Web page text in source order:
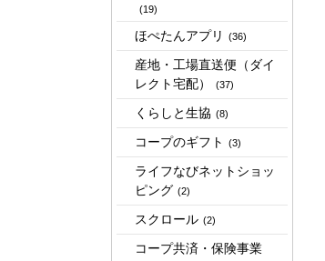
(19)
ほぺたんアプリ (36)
産地・工場直送便（ダイ
レクト宅配）
(37)
くらしと生協 (8)
コープのギフト (3)
ライフなびネットショッ
ピング (2)
スクロール (2)
コープ共済・保険事業